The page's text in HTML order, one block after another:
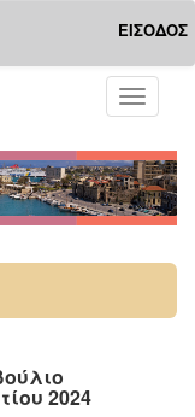
ΕΙΣΟΔΟΣ
Toggle
2024